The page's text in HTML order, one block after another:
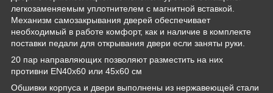
легкозаменяемым уплотнителем с магнитной вставкой.
Механизм самозакрывания дверей обеспечивает
необходимый в работе комфорт, как и наличие в комплекте
поставки педали для открывания двери если заняты руки.
20 пар направляющих позволяют разместить на них
противни EN40x60 или 45х60 см
Обшивки корпуса и двери выполнены из нержавеющей стали